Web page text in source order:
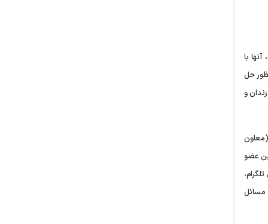
با
حل
و
پنجکه (معاون
عضو
مسائل